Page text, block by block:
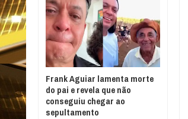
Frank Aguiar lamenta morte
do pai e revela que não
conseguiu chegar ao
sepultamento